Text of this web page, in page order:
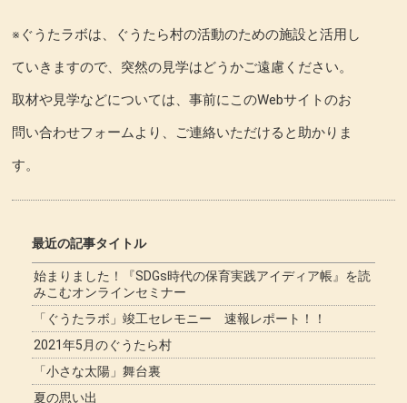
※ぐうたラボは、ぐうたら村の活動のための施設と活用し
ていきますので、突然の見学はどうかご遠慮ください。
取材や見学などについては、事前にこのWebサイトのお
問い合わせフォームより、ご連絡いただけると助かりま
す。
最近の記事タイトル
始まりました！『SDGs時代の保育実践アイディア帳』を読
みこむオンラインセミナー
「ぐうたラボ」竣工セレモニー 速報レポート！！
2021年5月のぐうたら村
「小さな太陽」舞台裏
夏の思い出